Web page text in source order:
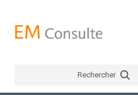
Rechercher